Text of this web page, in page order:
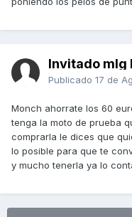
Invitado mlg
Publicado 17 de
Monch ahorrate los 60
tenga la moto de prueba
comprarla le dices que
lo posible para que te
y mucho tenerla ya lo